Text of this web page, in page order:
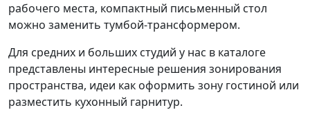
рабочего места, компактный письменный стол
можно заменить тумбой-трансформером.
Для средних и больших студий у нас в каталоге
представлены интересные решения зонирования
пространства, идеи как оформить зону гостиной или
разместить кухонный гарнитур.